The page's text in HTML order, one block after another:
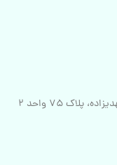
پلاک 75 واحد 2